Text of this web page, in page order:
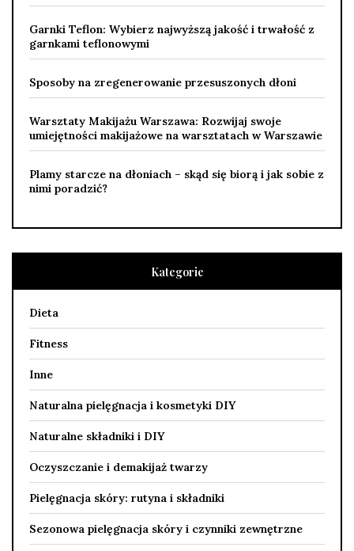
Garnki Teflon: Wybierz najwyższą jakość i trwałość z
garnkami teflonowymi
Sposoby na zregenerowanie przesuszonych dłoni
Warsztaty Makijażu Warszawa: Rozwijaj swoje
umiejętności makijażowe na warsztatach w Warszawie
Plamy starcze na dłoniach – skąd się biorą i jak sobie z
nimi poradzić?
Kategorie
Dieta
Fitness
Inne
Naturalna pielęgnacja i kosmetyki DIY
Naturalne składniki i DIY
Oczyszczanie i demakijaż twarzy
Pielęgnacja skóry: rutyna i składniki
Sezonowa pielęgnacja skóry i czynniki zewnętrzne